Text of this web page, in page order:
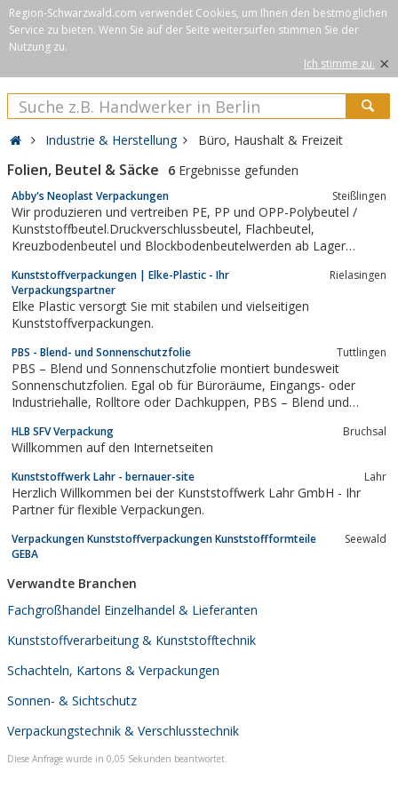
Region-Schwarzwald.com verwendet Cookies, um Ihnen den bestmöglichen
Service zu bieten. Wenn Sie auf der Seite weitersurfen stimmen Sie der
Nutzung zu.
Ich stimme zu. ×
Industrie & Herstellung Büro, Haushalt & Freizeit
Folien, Beutel & Säcke 6 Ergebnisse gefunden
Abby's Neoplast Verpackungen Steißlingen
Wir produzieren und vertreiben PE, PP und OPP-Polybeutel /
Kunststoffbeutel.Druckverschlussbeutel, Flachbeutel,
Kreuzbodenbeutel und Blockbodenbeutelwerden ab Lager
Kunststoffverpackungen | Elke-Plastic - Ihr
Verpackungspartner
Rielasingen
Elke Plastic versorgt Sie mit stabilen und vielseitigen
Kunststoffverpackungen.
PBS - Blend- und Sonnenschutzfolie Tuttlingen
PBS – Blend und Sonnenschutzfolie montiert bundesweit
Sonnenschutzfolien. Egal ob für Büroräume, Eingangs- oder
Industriehalle, Rolltore oder Dachkuppen, PBS – Blend und
Vorgaben ihrer Kunden.PBS ist der Spezialist in Sachen Montage
von Sonnenschutzfolie. PBS...
HLB SFV Verpackung Bruchsal
Willkommen auf den Internetseiten
Kunststoffwerk Lahr - bernauer-site Lahr
Herzlich Willkommen bei der Kunststoffwerk Lahr GmbH - Ihr
Partner für flexible Verpackungen.
Verpackungen Kunststoffverpackungen Kunststoffformteile
GEBA
Seewald
Verwandte Branchen
Fachgroßhandel Einzelhandel & Lieferanten
Kunststoffverarbeitung & Kunststofftechnik
Schachteln, Kartons & Verpackungen
Sonnen- & Sichtschutz
Verpackungstechnik & Verschlusstechnik
Diese Anfrage wurde in 0,05 Sekunden beantwortet.